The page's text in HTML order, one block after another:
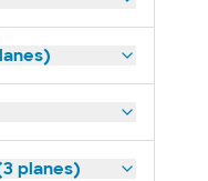
planes)